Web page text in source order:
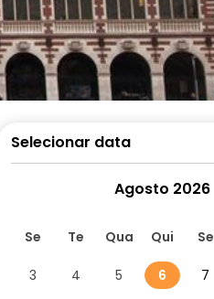
Selecionar data
Agosto 2026
Se Te Qua Qui Se
3 4 5 6 7